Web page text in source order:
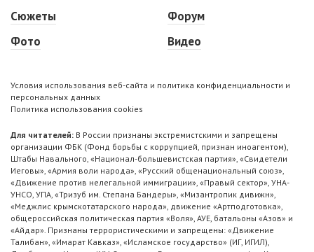
Сюжеты
Фото
Форум
Видео
Условия использования веб-сайта и политика конфиденциальности и
персональных данных
Политика использования cookies
Для читателей: В России признаны экстремистскими и запрещены
организации ФБК (Фонд борьбы с коррупцией, признан иноагентом),
Штабы Навального, «Национал-большевистская партия», «Свидетели
Иеговы», «Армия воли народа», «Русский общенациональный союз»,
«Движение против нелегальной иммиграции», «Правый сектор», УНА-
УНСО, УПА, «Тризуб им. Степана Бандеры», «Мизантропик дивижн»,
«Меджлис крымскотатарского народа», движение «Артподготовка»,
общероссийская политическая партия «Воля», АУЕ, батальоны «Азов» и
«Айдар». Признаны террористическими и запрещены: «Движение
Талибан», «Имарат Кавказ», «Исламское государство» (ИГ, ИГИЛ),